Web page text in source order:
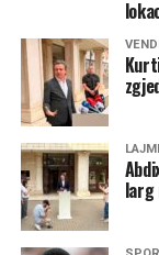
Oferta e dhjetorit
por
mjaftueshme,
tillë, nëse e doni
të jetë e
Online/
VENDI
larg